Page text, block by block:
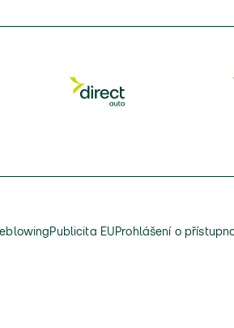
Publicita EU Prohlášení o